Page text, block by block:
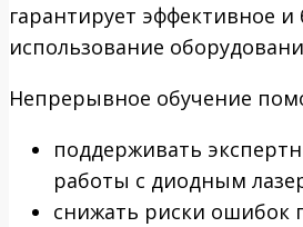
гарантирует эффективное и
использование
Непрерывное обучение
поддерживать
работы с диодным
снижать риски ошибок